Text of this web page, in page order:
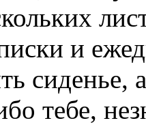
и
сиденье,
тебе,